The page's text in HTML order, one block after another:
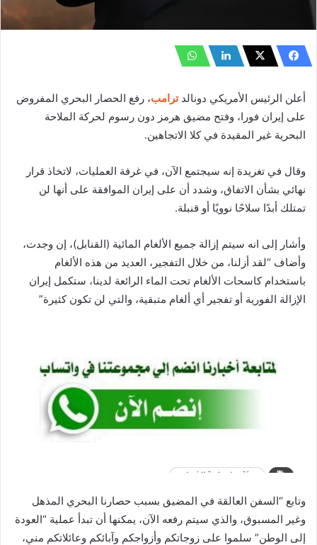
أعلن الرئيس الأمريكي دونالدترامب، رفع الحصار البحري المفروض
على إيران فورا، وفتح مضيق هرمز دون رسوم لحركة الملاحة
البحرية غير المقيدة في كلا الاتجاهين.
وقال في تغريدة إنه سيجتمع الآن، في غرفة العمليات، لاتخاذ قرار
نهائي بشأن الاتفاق، وشدد أن على إيران الموافقة على أنها لن
تمتلك أبدًا سلاحًا نوويًا أو قنبلة.
وأشار إلى انه سيتم إزالة جميع الألغام المائية (القنابل)، إن وجدت،
وأضاف “لقد أزلنا، من خلال التفجير، العديد من هذه الألغام
باستخدام كاسحات الألغام تحت الماء الرائعة لدينا، ستكمل إيران
الإزالة الفورية أو تفجير أي ألغام متبقية، والتي لن تكون كثيرة”
وتابع “السفن العالقة في المضيق بسبب حصارنا البحري المذهل
وغير المسبوق، والذي سيتم رفعه الآن، يمكنها أن تبدأ عملية “العودة
إلى الوطن” سلموا على زوجاتكم وأزواجكم وآبائكم وعائلاتكم مني،